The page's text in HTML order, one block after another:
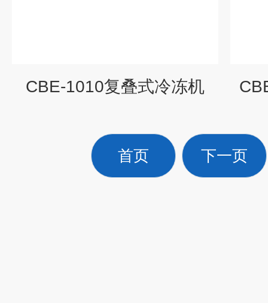
CBE-1010复叠式冷冻机
首页 下一页